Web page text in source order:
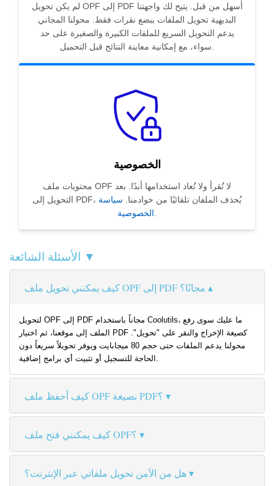
لم يكن تحويل OPF إلى PDF أسهل من قبل. يتيح لك واجهتنا
البديهية تحويل الملفات ببضع نقرات فقط. محولنا المجاني
يدعم التحويل السريع للملفات الكبيرة والصغيرة على حد
الخصوصية
محتويات ملف OPF لا تُقرأ ولا تُعاد استخدامها أبدًا. بعد
التحويل إلى PDF، يُحذف الملفان تلقائيًا من خوادمنا. سياسة
الخصوصية
الأسئلة الشائعة ▼
كيف يمكنني تحويل ملف OPF إلى PDF مجانًا؟
لتحويل OPF إلى PDF مجاناً باستخدام Coolutils، ما عليك سوى رفع
الملف إلى موقعنا، ثم اختيار PDF كصيغة الإخراج والنقر على "تحويل".
محولنا يدعم الملفات حتى حجم 80 ميجابايت ويوفر تحويلاً سريعاً دون
الحاجة للتسجيل أو تثبيت أي برامج إضافية.
كيف أحفظ ملف OPF بصيغة PDF؟
كيف يمكنني فتح ملف OPF؟
هل من الآمن تحويل ملفاتي عبر الإنترنت؟